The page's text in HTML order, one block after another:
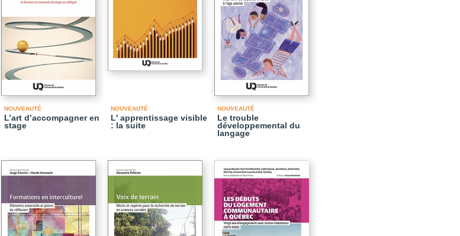
NOUVEAUTÉ
L’art d’accompagner en
stage
NOUVEAUTÉ
L' apprentissage visible
: la suite
NOUVEAUTÉ
Le trouble
développemental du
langage